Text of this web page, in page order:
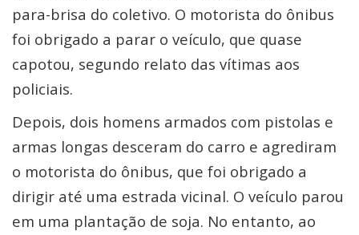
para-brisa do coletivo. O motorista do ônibus
foi obrigado a parar o veículo, que quase
capotou, segundo relato das vítimas aos
policiais.
Depois, dois homens armados com pistolas e
armas longas desceram do carro e agrediram
o motorista do ônibus, que foi obrigado a
dirigir até uma estrada vicinal. O veículo parou
em uma plantação de soja. No entanto, ao